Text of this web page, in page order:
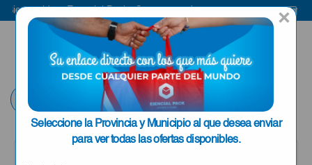
×
Seleccione la Provincia y Municipio al que desea enviar
para ver todas las ofertas disponibles.
a Esencial Pack
ENVIAR A LA
HABANA